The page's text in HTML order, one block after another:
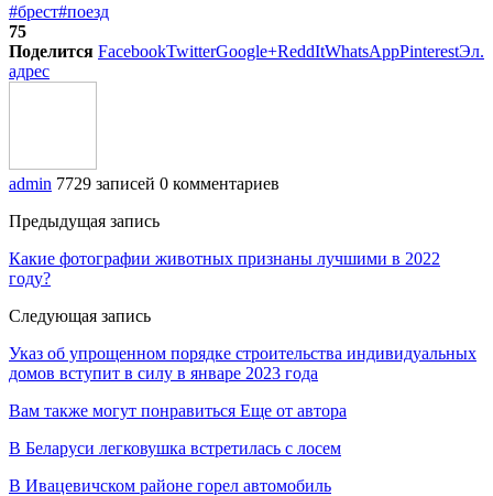
#брест#поезд
75
Поделится FacebookTwitterGoogle+ReddItWhatsAppPinterestЭл.
адрес
admin 7729 записей 0 комментариев
Предыдущая запись
Какие фотографии животных признаны лучшими в 2022
году?
Следующая запись
Указ об упрощенном порядке строительства индивидуальных
домов вступит в силу в январе 2023 года
Вам также могут понравиться Еще от автора
В Беларуси легковушка встретилась с лосем
В Ивацевичском районе горел автомобиль